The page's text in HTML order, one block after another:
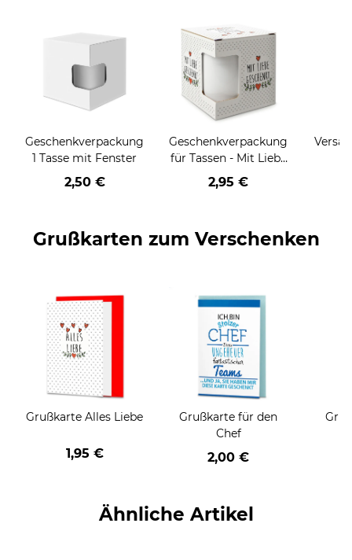
Geschenkverpackung
1 Tasse mit Fenster
2,50 €
Geschenkverpackung
für Tassen - Mit Liebe
geschenkt
2,95 €
Grußkarten zum Verschenken
Grußkarte Alles Liebe
1,95 €
Grußkarte für den
Chef
2,00 €
Ähnliche Artikel